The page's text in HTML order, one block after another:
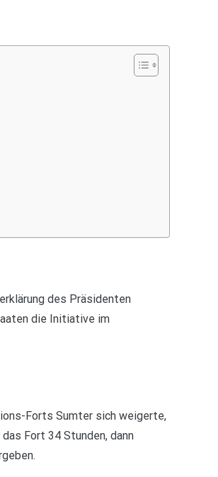
des Präsidenten
die Initiative im
Forts Sumter sich weigerte,
Fort 34 Stunden, dann